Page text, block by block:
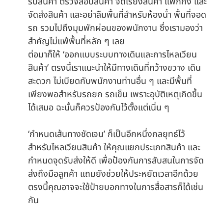
จัดส่งสินค้า และอย่าลืมพื้นที่สำหรับห้องน้ำ พื้นที่จอด
รถ รวมไปถึงมุมพักผ่อนของพนักงาน ซึ่งเรามองว่า
สำคัญไม่แพ้พื้นที่หลัก ๆ เลย
ต่อมาก็ให้ ‘ออกแบบระบบทางเดินและการไหลเวียน
สินค้า’ ตรงนี้เราแนะนำให้มีทางเดินที่กว้างขวาง เดิน
สะดวก ไม่เบียดกับพนักงานท่านอื่น ๆ และมีพื้นที่
เพียงพอสำหรับรถยก รถเข็น เพราะอุบัติเหตุเกิดขึ้น
ได้เสมอ ฉะนั้นก็ควรป้องกันไว้ตั้งแต่เนิ่น ๆ
‘กำหนดเส้นทางชัดเจน’ ก็เป็นอีกหนึ่งกลยุทธ์ไว้
สำหรับไหลเวียนสินค้า ให้คุณแยกประเภทสินค้า และ
กำหนดจุดรับส่งให้ดี เพื่อป้องกันการสับสนในการจัด
ส่งถึงมือลูกค้า แถมยังช่วยให้ประหยัดเวลาอีกด้วย
ตรงนี้คุณอาจจะใช้ป้ายบอกทางในการสื่อสารก็ได้เช่น
กัน